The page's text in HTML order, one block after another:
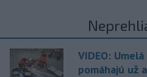
VIDEO:
pomáhajú už